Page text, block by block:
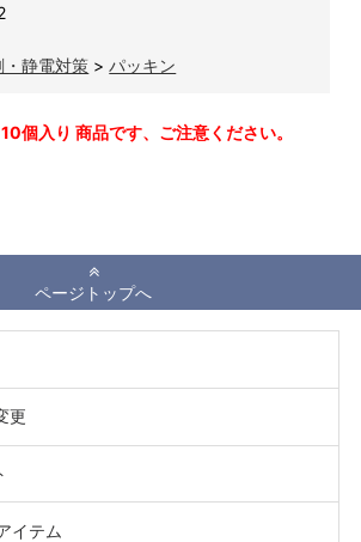
・静電対策 >パッキン
個入り 商品です、ご注意ください。
ページトップへ
更
イテム